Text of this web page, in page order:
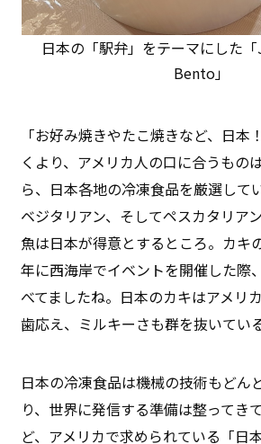
日本の「駅弁」をテーマにした
Bento」
「お好み焼きやたこ焼きなど、日本
くより、アメリカ人の口に合うもの
ら、日本各地の冷凍食品を厳選して
ベジタリアン、そしてペスカタリア
魚は日本が得意とするところ。カキ
年に西海岸でイベントを開催した際
べてましたね。日本のカキはアメリ
歯応え、ミルキーさも群を抜いてい
日本の冷凍食品は機械の技術もどん
り、世界に発信する準備は整ってき
ど、アメリカで求められている「日